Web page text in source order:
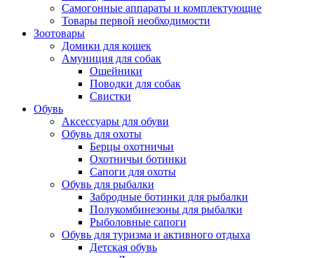
Самогонные аппараты и комплектующие
Товары первой необходимости
Зоотовары
Домики для кошек
Амуниция для собак
Ошейники
Поводки для собак
Свистки
Обувь
Аксессуары для обуви
Обувь для охоты
Берцы охотничьи
Охотничьи ботинки
Сапоги для охоты
Обувь для рыбалки
Забродные ботинки для рыбалки
Полукомбинезоны для рыбалки
Рыболовные сапоги
Обувь для туризма и активного отдыха
Детская обувь